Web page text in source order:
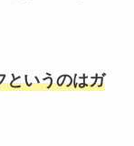
というのはガ